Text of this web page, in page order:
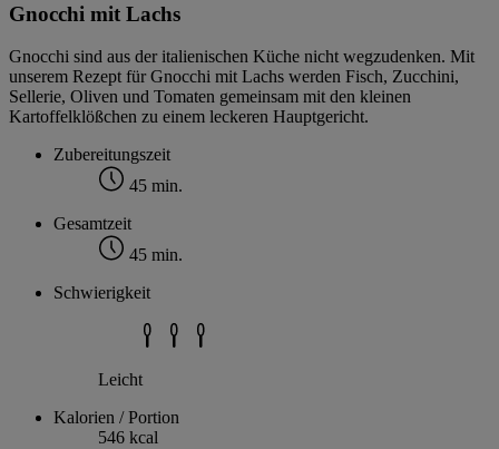
Gnocchi mit Lachs
Gnocchi sind aus der italienischen Küche nicht wegzudenken. Mit
unserem Rezept für Gnocchi mit Lachs werden Fisch, Zucchini,
Sellerie, Oliven und Tomaten gemeinsam mit den kleinen
Kartoffelklößchen zu einem leckeren Hauptgericht.
Zubereitungszeit
45 min.
Gesamtzeit
45 min.
Schwierigkeit
Leicht
Kalorien / Portion
546 kcal